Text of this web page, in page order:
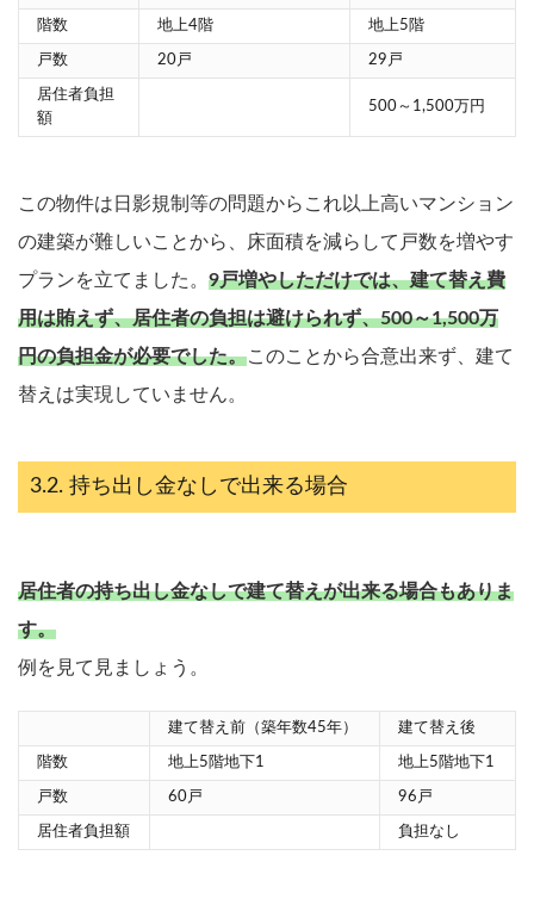
階数 地上4階 地上5階
戸数 20戸 29戸
居住者負担
額
500～1,500万円
この物件は日影規制等の問題からこれ以上高いマンション
の建築が難しいことから、床面積を減らして戸数を増やす
プランを立てました。 9戸増やしただけでは、建て替え費
用は賄えず、居住者の負担は避けられず、500～1,500万
円の負担金が必要でした。このことから合意出来ず、建て
替えは実現していません。
持ち出し金なしで出来る場合
居住者の持ち出し金なしで建て替えが出来る場合もありま
す。
例を見て見ましょう。
建て替え前（築年数45年） 建て替え後
階数 地上5階地下1 地上5階地下1
戸数 60戸 96戸
居住者負担額 負担なし